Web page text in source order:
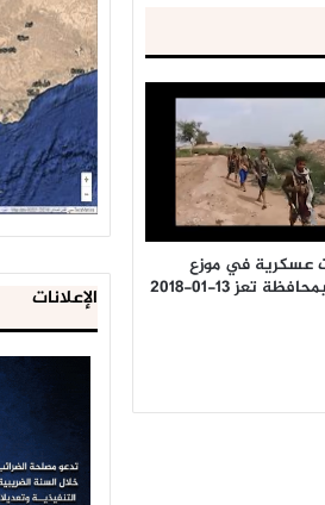
عسكرية في موزع
تعز 13-01-2018
الإعلانات